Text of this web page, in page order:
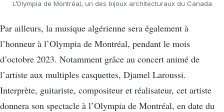
L’Olympia de Montréal, un des bijoux architecturaux du Canada
Par ailleurs, la musique algérienne sera également à
l’honneur à l’Olympia de Montréal, pendant le mois
d’octobre 2023. Notamment grâce au concert animé de
l’artiste aux multiples casquettes, Djamel Laroussi.
Interprète, guitariste, compositeur et réalisateur, cet artiste
donnera son spectacle à l’Olympia de Montréal, en date du